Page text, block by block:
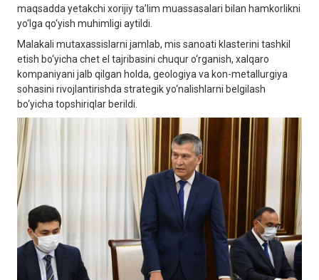
maqsadda yetakchi xorijiy ta’lim muassasalari bilan hamkorlikni
yo‘lga qo‘yish muhimligi aytildi.
Malakali mutaxassislarni jamlab, mis sanoati klasterini tashkil
etish bo‘yicha chet el tajribasini chuqur o‘rganish, xalqaro
kompaniyani jalb qilgan holda, geologiya va kon-metallurgiya
sohasini rivojlantirishda strategik yo‘nalishlarni belgilash
bo‘yicha topshiriqlar berildi.